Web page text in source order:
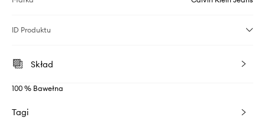
ID Produktu
Skład
100 % Bawełna
Tagi